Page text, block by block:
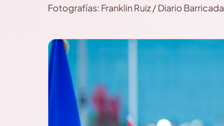
Fotografías: Franklin Ruiz / Diario Barricada